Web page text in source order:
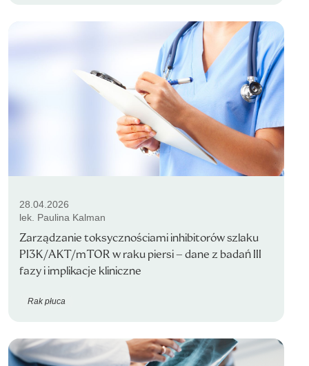
28.04.2026
lek. Paulina Kalman
Zarządzanie toksycznościami inhibitorów szlaku
PI3K/AKT/mTOR w raku piersi – dane z badań III
fazy i implikacje kliniczne
Rak płuca